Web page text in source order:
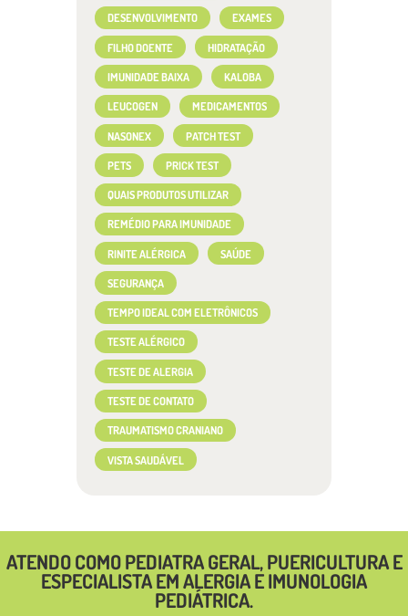
DESENVOLVIMENTO EXAMES
FILHO DOENTE HIDRATAÇÃO
IMUNIDADE BAIXA KALOBA
LEUCOGEN MEDICAMENTOS
NASONEX PATCH TEST
PETS PRICK TEST
QUAIS PRODUTOS UTILIZAR
REMÉDIO PARA IMUNIDADE
RINITE ALÉRGICA SAÚDE
SEGURANÇA
TEMPO IDEAL COM ELETRÔNICOS
TESTE ALÉRGICO
TESTE DE ALERGIA
TESTE DE CONTATO
TRAUMATISMO CRANIANO
VISTA SAUDÁVEL
ATENDO COMO PEDIATRA GERAL, PUERICULTURA E
ESPECIALISTA EM ALERGIA E IMUNOLOGIA
PEDIÁTRICA.